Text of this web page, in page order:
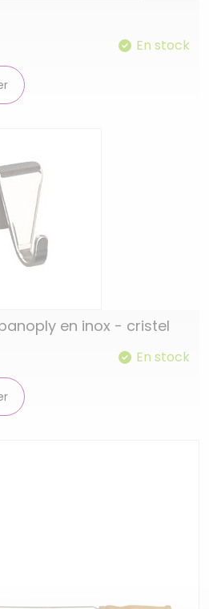
En stock
en inox - cristel
En stock